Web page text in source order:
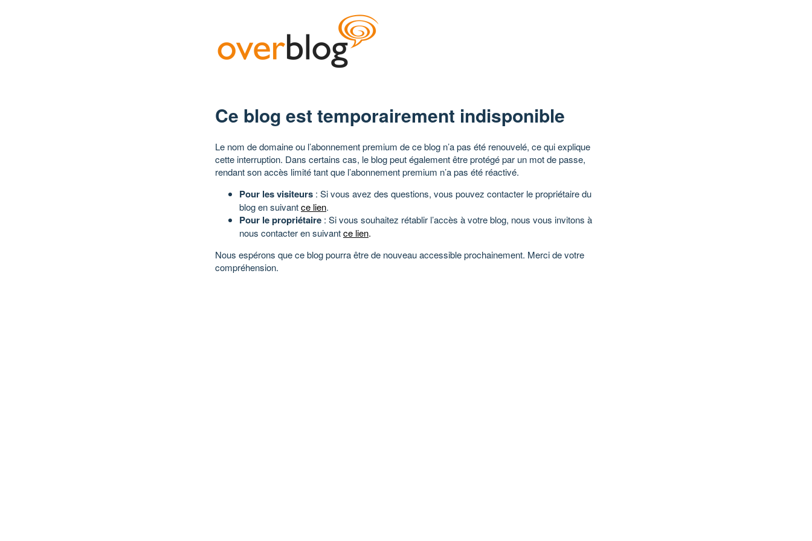
Ce blog est temporairement indisponible
Le nom de domaine ou l’abonnement premium de ce blog n’a pas été renouvelé, ce qui explique
cette interruption. Dans certains cas, le blog peut également être protégé par un mot de passe,
rendant son accès limité tant que l’abonnement premium n’a pas été réactivé.
Pour les visiteurs : Si vous avez des questions, vous pouvez contacter le propriétaire du
blog en suivantce lien.
Pour le propriétaire : Si vous souhaitez rétablir l’accès à votre blog, nous vous invitons à
nous contacter en suivantce lien.
Nous espérons que ce blog pourra être de nouveau accessible prochainement. Merci de votre
compréhension.